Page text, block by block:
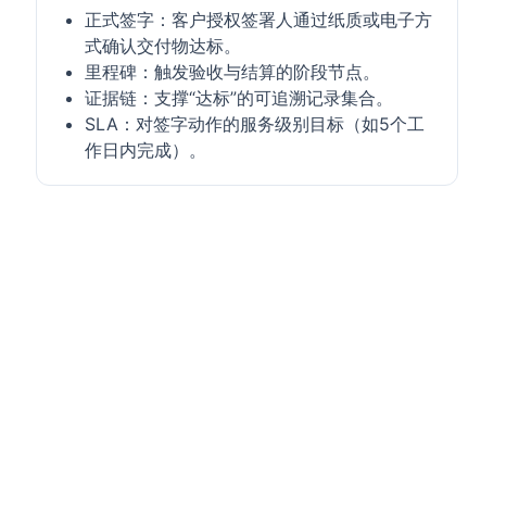
正式签字：客户授权签署人通过纸质或电子方
式确认交付物达标。
里程碑：触发验收与结算的阶段节点。
证据链：支撑“达标”的可追溯记录集合。
SLA：对签字动作的服务级别目标（如5个工
作日内完成）。